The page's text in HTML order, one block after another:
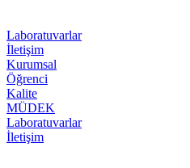
Laboratuvarlar
İletişim
Kurumsal
Öğrenci
Kalite
MÜDEK
Laboratuvarlar
İletişim